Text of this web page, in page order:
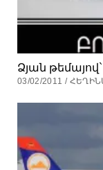
Ձյան
03/02/2011 /